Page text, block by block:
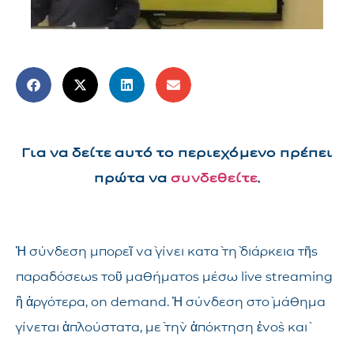
Για να δείτε αυτό το περιεχόμενο πρέπει
πρώτα να συνδεθείτε.
Ἡ σύνδεση μπορεῖ νὰ γίνει κατὰ τὴ διάρκεια τῆς
παραδόσεως τοῦ μαθήματος μέσω live streaming
ἢ ἀργότερα, on demand. Ἡ σύνδεση στὸ μάθημα
γίνεται ἁπλούστατα, μὲ τὴν ἀπόκτηση ἑνὸς καὶ